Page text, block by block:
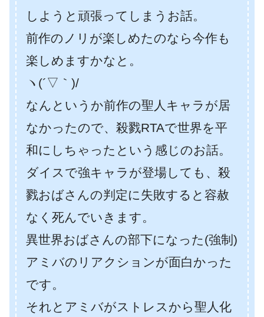
しようと頑張ってしまうお話。
前作のノリが楽しめたのなら今作も
楽しめますかなと。
ヽ(´▽｀)/
なんというか前作の聖人キャラが居
なかったので、殺戮RTAで世界を平
和にしちゃったという感じのお話。
ダイスで強キャラが登場しても、殺
戮おばさんの判定に失敗すると容赦
なく死んでいきます。
異世界おばさんの部下になった(強制)
アミバのリアクションが面白かった
です。
それとアミバがストレスから聖人化